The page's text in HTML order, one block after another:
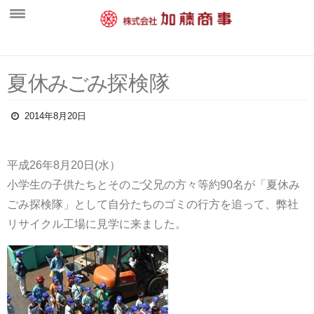
新着情報
会社概要
営業案内
水処理施設・維持管理部門
産業廃棄物部門
環境活動
採用情報
夏休みごみ探検隊
2014年8月20日
平成26年8月20日(水）
小学生の子供たちとそのご父兄の方々等約90名が「夏休み
ごみ探検隊」として自分たちのゴミの行方を追って、弊社
リサイクル工場に見学に来ました。